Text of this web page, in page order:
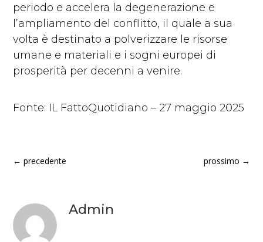
periodo e accelera la degenerazione e
l’ampliamento del conflitto, il quale a sua
volta è destinato a polverizzare le risorse
umane e materiali e i sogni europei di
prosperità per decenni a venire.
Fonte: IL FattoQuotidiano – 27 maggio 2025
←precedente prossimo →
Admin